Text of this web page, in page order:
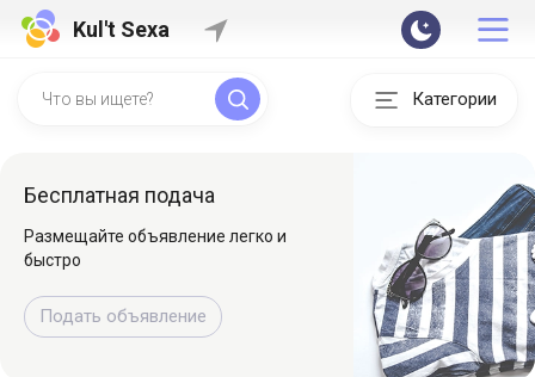
Kul't Sexa
Категории
Быстрая регистрация
Регистрируйтесь и начинайте
знакомиться
Зарегистрироваться